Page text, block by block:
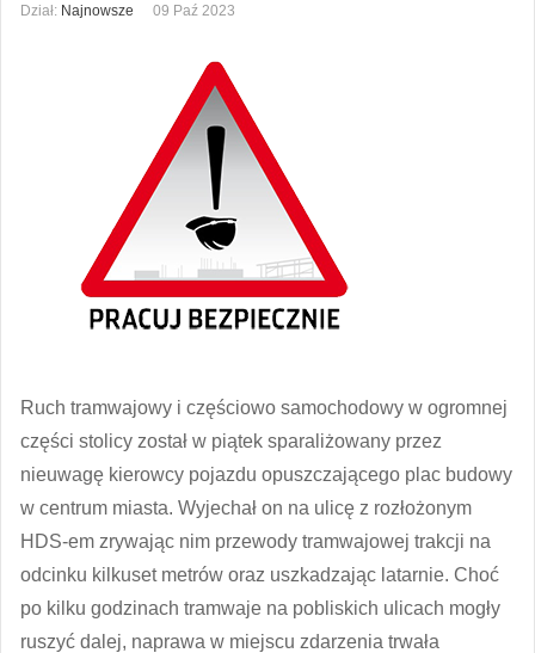
Dział: Najnowsze 09 Paź 2023
Ruch tramwajowy i częściowo samochodowy w ogromnej
części stolicy został w piątek sparaliżowany przez
nieuwagę kierowcy pojazdu opuszczającego plac budowy
w centrum miasta. Wyjechał on na ulicę z rozłożonym
HDS-em zrywając nim przewody tramwajowej trakcji na
odcinku kilkuset metrów oraz uszkadzając latarnie. Choć
po kilku godzinach tramwaje na pobliskich ulicach mogły
ruszyć dalej, naprawa w miejscu zdarzenia trwała